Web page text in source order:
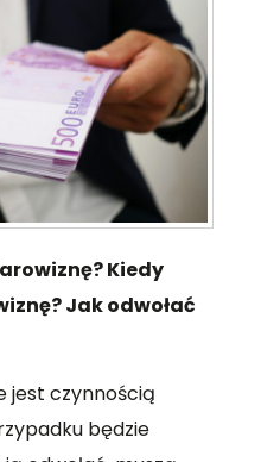
Kiedy
Jak odwołać
jest czynnością
będzie